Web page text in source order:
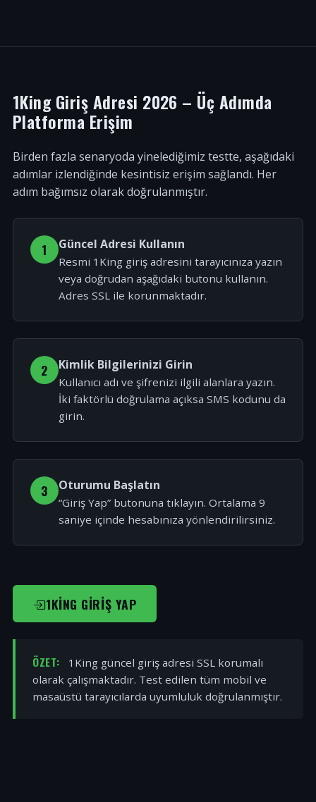
1King Giriş Adresi 2026 – Üç Adımda
Platforma Erişim
Birden fazla senaryoda yinelediğimiz testte, aşağıdaki
adımlar izlendiğinde kesintisiz erişim sağlandı. Her
adım bağımsız olarak doğrulanmıştır.
1 Güncel Adresi Kullanın
Resmi 1King giriş adresini tarayıcınıza yazın
veya doğrudan aşağıdaki butonu kullanın.
Adres SSL ile korunmaktadır.
2 Kimlik Bilgilerinizi Girin
Kullanıcı adı ve şifrenizi ilgili alanlara yazın.
İki faktörlü doğrulama açıksa SMS kodunu da
girin.
3 Oturumu Başlatın
“Giriş Yap” butonuna tıklayın. Ortalama 9
saniye içinde hesabınıza yönlendirilirsiniz.
1KING GIRIŞ YAP
ÖZET:
1King güncel giriş adresi SSL korumalı
olarak çalışmaktadır. Test edilen tüm mobil ve
masaüstü tarayıcılarda uyumluluk doğrulanmıştır.